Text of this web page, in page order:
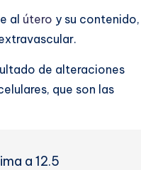
al útero y su contenido,
de alteraciones
que son las
a 12.5